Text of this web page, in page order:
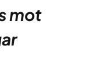
mot